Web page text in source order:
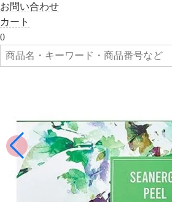
お問い合わせ
カート
0